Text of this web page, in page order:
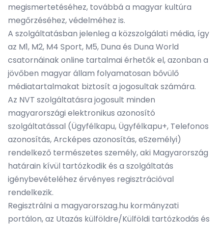
megismertetéséhez, továbbá a magyar kultúra
megőrzéséhez, védelméhez is.
A szolgáltatásban jelenleg a közszolgálati média, így
az M1, M2, M4 Sport, M5, Duna és Duna World
csatornáinak online tartalmai érhetők el, azonban a
jövőben magyar állam folyamatosan bővülő
médiatartalmakat biztosít a jogosultak számára.
Az NVT szolgáltatásra jogosult minden
magyarországi elektronikus azonosító
szolgáltatással (Ügyfélkapu, Ügyfélkapu+, Telefonos
azonosítás, Arcképes azonosítás, eSzemélyi)
rendelkező természetes személy, aki Magyarország
határain kívül tartózkodik és a szolgáltatás
igénybevételéhez érvényes regisztrációval
rendelkezik.
Regisztrálni a magyarorszag.hu kormányzati
portálon, az Utazás külföldre/Külföldi tartózkodás és